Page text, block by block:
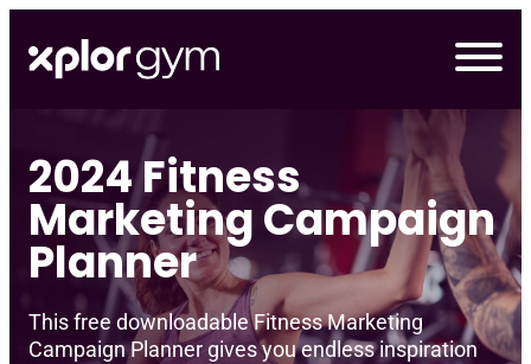
content
2024 Fitness
Marketing Campaign
Planner
This free downloadable Fitness Marketing
Campaign Planner gives you endless inspiration